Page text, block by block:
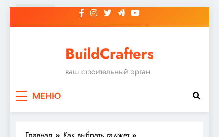
к
BuildCrafters
ваш строительный орган
МЕНЮ
Главная
Как выбрать гаджет